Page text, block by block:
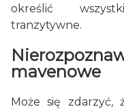
określić
tranzytywne.
mavenowe
Może się zdarzyć,